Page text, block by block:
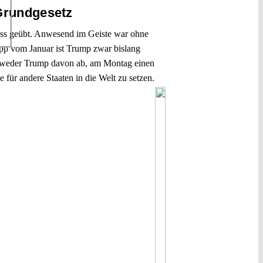
geübt. Anwesend im Geiste war ohne
vom Januar ist Trump zwar bislang
Trump davon ab, am Montag einen
andere Staaten in die Welt zu setzen.